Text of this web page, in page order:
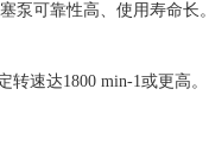
泵可靠性高、使用寿命长。
转速达1800 min-1或更高。